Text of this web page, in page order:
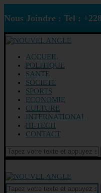
Nous Joindre : Tel :
ACCUEIL
POLITIQUE
SANTE
SOCIETE
SPORTS
ECONOMIE
CULTURE
INTERNATIONAL
HI-TECH
CONTACT